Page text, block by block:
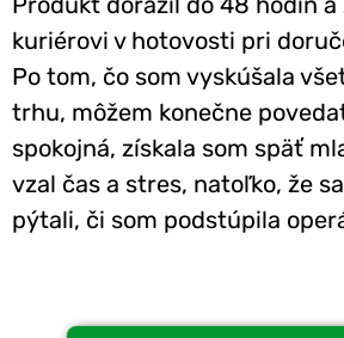
kuriérovi v hotovosti pri
Po tom, čo som vyskúšala
trhu, môžem konečne
spokojná, získala som späť
vzal čas a stres, natoľko, že
pýtali, či som podstúpila